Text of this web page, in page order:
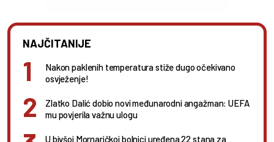
NAJČITANIJE
Nakon paklenih temperatura stiže dugo očekivano
osvježenje!
Zlatko Dalić dobio novi međunarodni angažman: UEFA
mu povjerila važnu ulogu
U bivšoj Mornaričkoj bolnici uređena 22 stana za